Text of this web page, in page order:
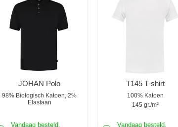
JOHAN Polo
98% Biologisch Katoen, 2%
Elastaan
Vandaag besteld,
T145 T-shirt
100% Katoen
145 gr./m²
Vandaag besteld,